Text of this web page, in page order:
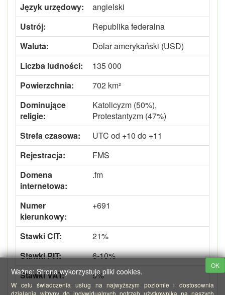
Język urzędowy:
angielski
Ustrój:
Republika federalna
Waluta:
Dolar amerykański (USD)
Liczba ludności:
135 000
Powierzchnia:
702 km²
Dominujące
religie:
Katolicyzm (50%),
Protestantyzm (47%)
Strefa czasowa:
UTC od +10 do +11
Rejestracja:
FMS
Domena
internetowa:
.fm
Numer
kierunkowy:
+691
Stawki CIT:
21%
Stawki PIT:
6-10%
Stawki VAT:
5%
OK
Ważne: Strona wykorzystuje pliki cookies.
W celu świadczenia usług na najwyższym poziomie i dostosownia
działania witryny do indywidualnych potrzeb użytkownika na naszych